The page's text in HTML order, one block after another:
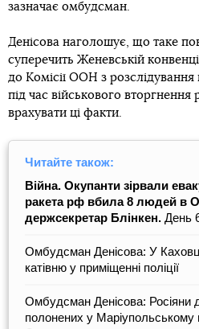
зазначає омбудсман.
Денісова наголошує, що таке
суперечить Женевській
до Комісії ООН з
під час військового
врахувати ці факти.
Читайте також:
Війна. Окупанти зірвали
ракета рф вбила 8 людей в
держсекретар Блінкен. День
Омбудсман Денісова: У
катівню у приміщенні поліції
Омбудсман Денісова: Росіяни
полонених у Маріупольському